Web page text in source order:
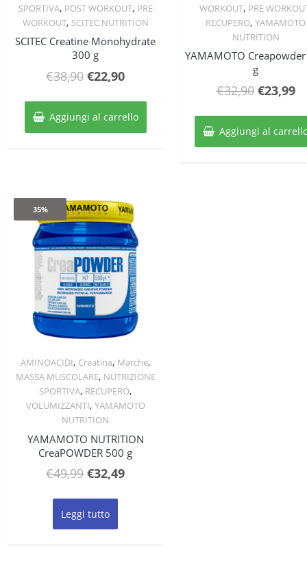
SPORTIVA, POST WORKOUT, PRE
WORKOUT, SCITEC NUTRITION
SCITEC Creatine Monohydrate
300 g
€38,90 Il
originale
era:
€22,90Il
attuale
è:
Aggiungi al carrello
WORKOUT, PRE
RECUPERO,YAMAMOTO
NUTRITION
YAMAMOTO
g
€32,90 Il
originale
era:
€23,99Il
è:
Aggiungi al
35%
Quick View
AMINOACIDI, Creatina, Marche,
MASSA MUSCOLARE, NUTRIZIONE
SPORTIVA, RECUPERO,
VOLUMIZZANTI, YAMAMOTO
NUTRITION
YAMAMOTO NUTRITION
CreaPOWDER 500 g
€49,99 Il
originale
era:
€32,49Il
Leggi tutto